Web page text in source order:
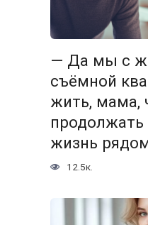
— Да мы с
съёмной
жить, мама,
жизнь
12.5к.